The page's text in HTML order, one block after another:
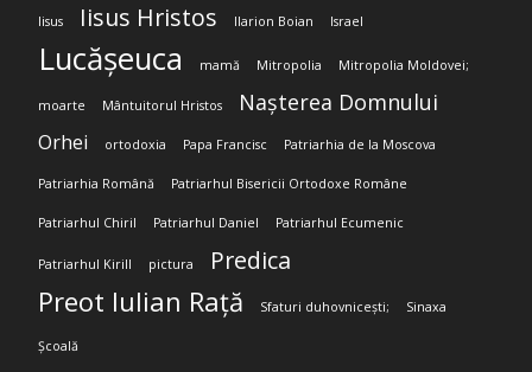
Iisus Iisus Hristos Ilarion Boian Israel
Lucășeuca mamă Mitropolia Mitropolia Moldovei;
moarte Mântuitorul Hristos Nașterea Domnului
Orhei ortodoxia Papa Francisc Patriarhia de la Moscova
Patriarhia Română Patriarhul Bisericii Ortodoxe Române
Patriarhul Chiril Patriarhul Daniel Patriarhul Ecumenic
Patriarhul Kirill pictura Predica
Preot Iulian Rață Sfaturi duhovnicești; Sinaxa
Școală